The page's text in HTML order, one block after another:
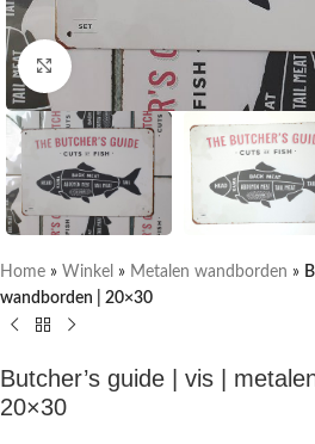
Klik om te vergroten
Home » Winkel » Metalen wandborden »
wandborden | 20×30
Butcher’s guide | vis |
20×30